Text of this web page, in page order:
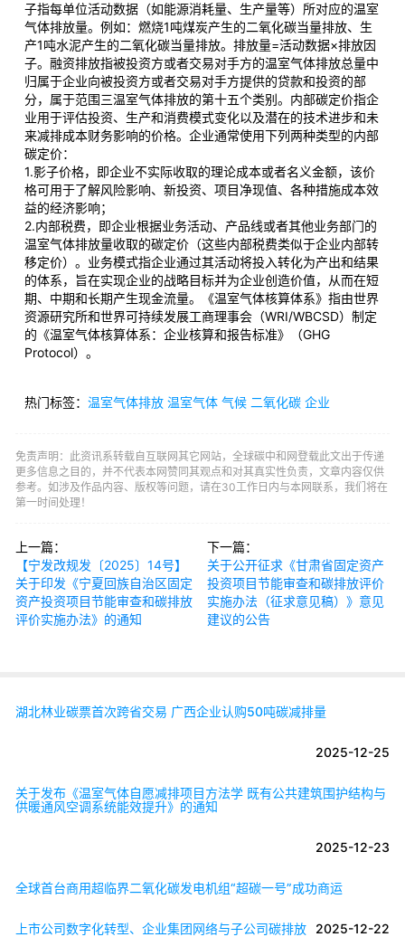
子指每单位活动数据（如能源消耗量、生产量等）所对应的温室
气体排放量。例如：燃烧1吨煤炭产生的二氧化碳当量排放、生
产1吨水泥产生的二氧化碳当量排放。排放量=活动数据×排放因
子。融资排放指被投资方或者交易对手方的温室气体排放总量中
归属于企业向被投资方或者交易对手方提供的贷款和投资的部
分，属于范围三温室气体排放的第十五个类别。内部碳定价指企
业用于评估投资、生产和消费模式变化以及潜在的技术进步和未
来减排成本财务影响的价格。企业通常使用下列两种类型的内部
碳定价：
1.影子价格，即企业不实际收取的理论成本或者名义金额，该价
格可用于了解风险影响、新投资、项目净现值、各种措施成本效
益的经济影响；
2.内部税费，即企业根据业务活动、产品线或者其他业务部门的
温室气体排放量收取的碳定价（这些内部税费类似于企业内部转
移定价）。业务模式指企业通过其活动将投入转化为产出和结果
的体系，旨在实现企业的战略目标并为企业创造价值，从而在短
期、中期和长期产生现金流量。《温室气体核算体系》指由世界
资源研究所和世界可持续发展工商理事会（WRI/WBCSD）制定
的《温室气体核算体系：企业核算和报告标准》（GHG
Protocol）。
热门标签： 温室气体排放 温室气体 气候 二氧化碳 企业
免责声明：此资讯系转载自互联网其它网站，全球碳中和网登载此文出于传递
更多信息之目的，并不代表本网赞同其观点和对其真实性负责，文章内容仅供
参考。如涉及作品内容、版权等问题，请在30工作日内与本网联系，我们将在
第一时间处理！
上一篇：
【宁发改规发〔2025〕14号】
关于印发《宁夏回族自治区固定
资产投资项目节能审查和碳排放
评价实施办法》的通知
下一篇：
关于公开征求《甘肃省固定资产
投资项目节能审查和碳排放评价
实施办法（征求意见稿）》意见
建议的公告
湖北林业碳票首次跨省交易 广西企业认购50吨碳减排量
2025-12-25
关于发布《温室气体自愿减排项目方法学 既有公共建筑围护结构与
供暖通风空调系统能效提升》的通知
2025-12-23
全球首台商用超临界二氧化碳发电机组“超碳一号”成功商运
2025-12-22
上市公司数字化转型、企业集团网络与子公司碳排放